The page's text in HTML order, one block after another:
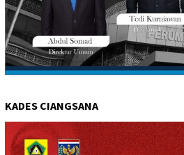
KADES CIANGSANA